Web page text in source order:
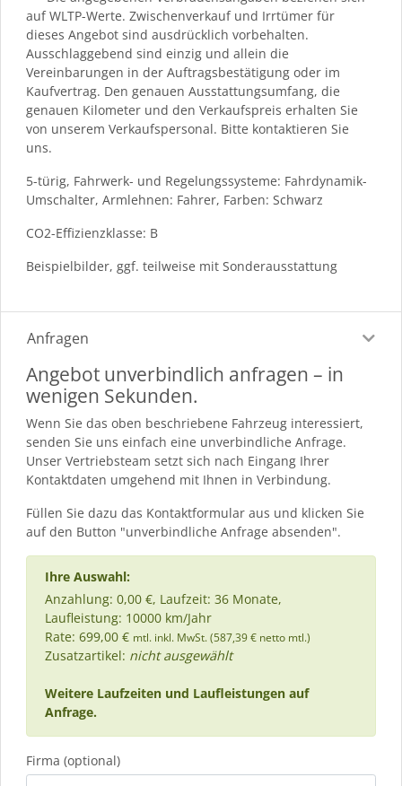
auf WLTP-Werte. Zwischenverkauf und Irrtümer für
dieses Angebot sind ausdrücklich vorbehalten.
Ausschlaggebend sind einzig und allein die
Vereinbarungen in der Auftragsbestätigung oder im
Kaufvertrag. Den genauen Ausstattungsumfang, die
genauen Kilometer und den Verkaufspreis erhalten Sie
von unserem Verkaufspersonal. Bitte kontaktieren Sie
uns.
5-türig, Fahrwerk- und Regelungssysteme: Fahrdynamik-
Umschalter, Armlehnen: Fahrer, Farben: Schwarz
CO2-Effizienzklasse: B
Beispielbilder, ggf. teilweise mit Sonderausstattung
Anfragen
Angebot unverbindlich anfragen – in
wenigen Sekunden.
Wenn Sie das oben beschriebene Fahrzeug interessiert,
senden Sie uns einfach eine unverbindliche Anfrage.
Unser Vertriebsteam setzt sich nach Eingang Ihrer
Kontaktdaten umgehend mit Ihnen in Verbindung.
Füllen Sie dazu das Kontaktformular aus und klicken Sie
auf den Button "unverbindliche Anfrage absenden".
Ihre Auswahl:
Anzahlung: 0,00 €, Laufzeit: 36 Monate,
Laufleistung: 10000 km/Jahr
Rate: 699,00 € mtl. inkl. MwSt. (587,39 € netto mtl.)
Zusatzartikel: nicht ausgewählt
Weitere Laufzeiten und Laufleistungen auf
Anfrage.
Firma (optional)